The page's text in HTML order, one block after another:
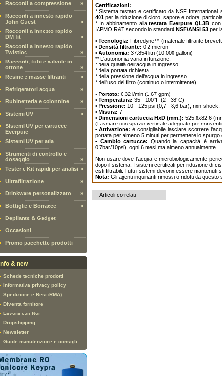
Raccordi a compressione
»
Raccordi a innesto rapido
John Guest
»
Raccordi a innesto rapido
DM fit
»
Raccordi a innesto rapido
Twistloc
»
Raccordi, tubi e valvole in
ottone
»
Resine e masse filtranti
»
Refrigeratori acqua »
Rubinetteria e colonnine »
Sistemi UV »
Sistemi UV per cartucce
Everpure
Sistemi UV per aria
Strumenti di controllo e
dosaggio
»
Tester e Kit rapidi per analisi »
Ultrafiltrazione »
Drinkware personalizzato »
Bottiglie e Borracce »
Depliants & Gadget
Occasioni
Promo pacchetto prodotti
Info & new
Schede tecniche prodotti
Informativa privacy policy
Spedizione e Resi (RMA)
Diventa fornitore
Lavora con Noi
Dropshipping
Newsletter
Guide manutenzione e consigli
Certificazioni:
* Sistema testato e certificato da NSF International
401 per la riduzione di cloro, sapore e odore,
* In abbinamento allatestata Everpure QL3B con
IAPMO R&T secondo lo standard NSF/ANSI 53 per
• Tecnologia: Fibredyne™ (materiale filtrante
• Densità filtrante: 0,2 micron
• Autonomia: 37.854 litri (10.000 galloni)
** L'autonomia varia in funzione:
* della qualità dell'acqua in ingresso
* della portata richiesta
* della pressione dell'acqua in ingresso
* dell'uso del filtro (continuo o intermittente)
• Portata: 6,32 l/min (1,67 gpm)
• Temperatura: 35 - 100°F (2 - 38°C)
• Pressione: 10 - 125 psi (0,7 - 8,6 bar), non-shock.
• Misura: 7
• Dimensioni cartuccia HxD (mm.): 525,8x82,6
(Lasciare uno spazio verticale adeguato per
• Attivazione: è consigliabile lasciare scorrere
portata per almeno 5 minuti per permettere lo spurgo
• Cambio cartucce: Quando la capacità è
0,7bar/10psi), ogni 6 mesi ma almeno annualmente.
Non usare dove l'acqua è microbiologicamente
dopo il sistema. I sistemi certificati per riduzione di
cisti filtrabili. Tutti i sistemi devono essere mantenuti
Nota: Gli agenti inquinanti rimossi o ridotti da
Articoli correlati